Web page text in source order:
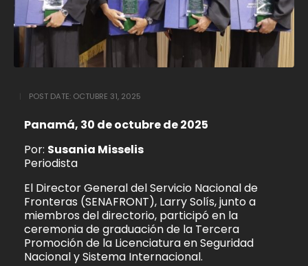
POST DATE: OCTUBRE 31, 2025
Panamá, 30 de octubre de 2025
Por: Susania Misselis
Periodista
El Director General del Servicio Nacional de
Fronteras (SENAFRONT), Larry Solís, junto a
miembros del directorio, participó en la
ceremonia de graduación de la Tercera
Promoción de la Licenciatura en Seguridad
Nacional y Sistema Internacional.